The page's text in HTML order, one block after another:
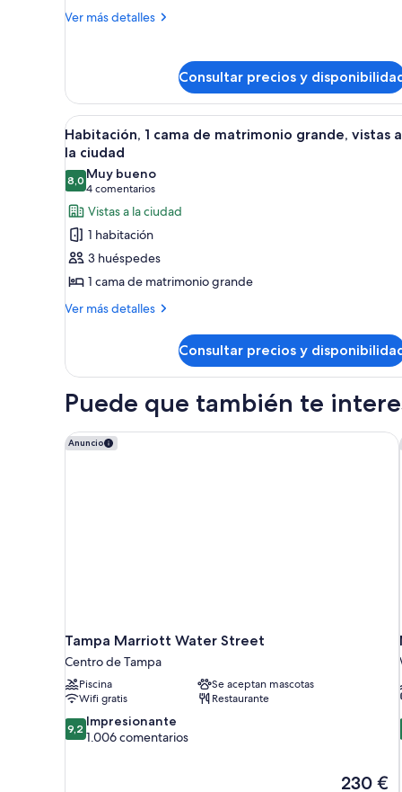
Ver más detalles
Más
habitación
Consultar precios y
Abrir
todas
las
fotos
de
Habitación,
cama
de
matrimonio
a
la
ciudad
Habitación de hotel con una
7
Habitación, 1 cama de matrimonio grande, vistas a
la ciudad
8,08,0 de 10
Muy bueno
4 comentarios
(4 comentarios)
Vistas a la ciudad
1 habitación
3 huéspedes
1 cama de matrimonio grande
Ver más detalles
Más
1
de
grande,
vistas
Consultar precios y
Puede que también te
Anuncio
Tampa Marriott Water Street
Centro de Tampa
Piscina
Se aceptan mascotas
Wifi gratis
Restaurante
9.2
sobre
9,2 Impresionante
1.006 comentarios
El
230 €
Tampa Marriott Water Street